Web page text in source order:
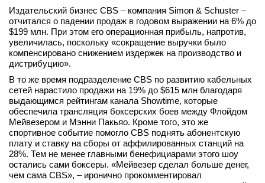
Издательский бизнес CBS – компания Simon & Schuster –
отчитался о падении продаж в годовом выражении на 6% до
$199 млн. При этом его операционная прибыль, напротив,
увеличилась, поскольку «сокращение выручки было
компенсировано снижением издержек на производство и
дистрибуцию».
В то же время подразделение CBS по развитию кабельных
сетей нарастило продажи на 19% до $615 млн благодаря
выдающимся рейтингам канала Showtime, которые
обеспечила трансляция боксерских боев между Флойдом
Мейвезером и Мэнни Пакьяо. Кроме того, это же
спортивное событие помогло CBS поднять абонентскую
плату и ставку на сборы от аффилированных станций на
28%. Тем не менее главными бенефициарами этого шоу
остались сами боксеры. «Мейвезер сделал больше денег,
чем сама CBS», – иронично прокомментировал